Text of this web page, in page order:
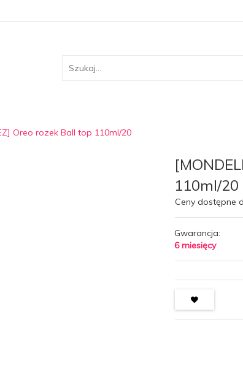
Oreo rozek Ball top 110ml/20
110ml/20
Ceny dostępne
Gwarancja:
6 miesięcy